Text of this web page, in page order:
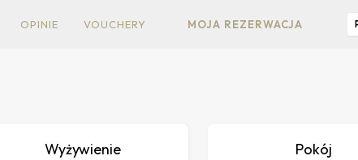
OPINIE VOUCHERY MOJA REZERWACJA
Wyżywienie Pokój